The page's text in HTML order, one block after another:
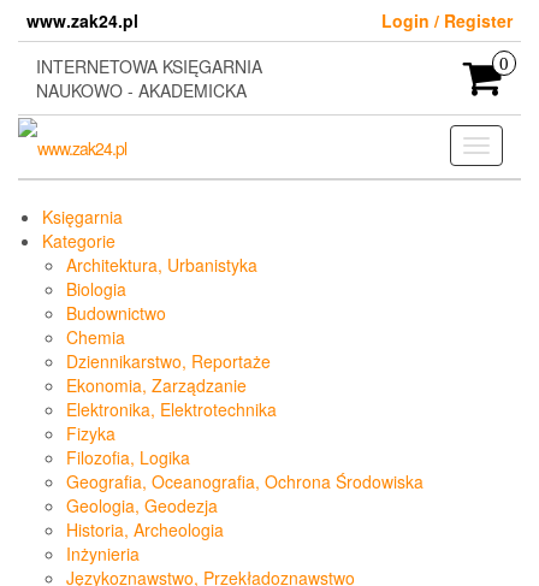
content
www.zak24.pl
Login / Register
INTERNETOWA KSIĘGARNIA
NAUKOWO - AKADEMICKA
0
Toggle
Księgarnia
Kategorie
Architektura, Urbanistyka
Biologia
Budownictwo
Chemia
Dziennikarstwo, Reportaże
Ekonomia, Zarządzanie
Elektronika, Elektrotechnika
Fizyka
Filozofia, Logika
Geografia, Oceanografia, Ochrona Środowiska
Geologia, Geodezja
Historia, Archeologia
Inżynieria
Językoznawstwo, Przekładoznawstwo